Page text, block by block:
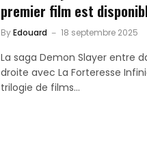
premier film est
ByEdouard 18 septembre 2025
La saga Demon Slayer entre
droite avec La Forteresse
trilogie de films…